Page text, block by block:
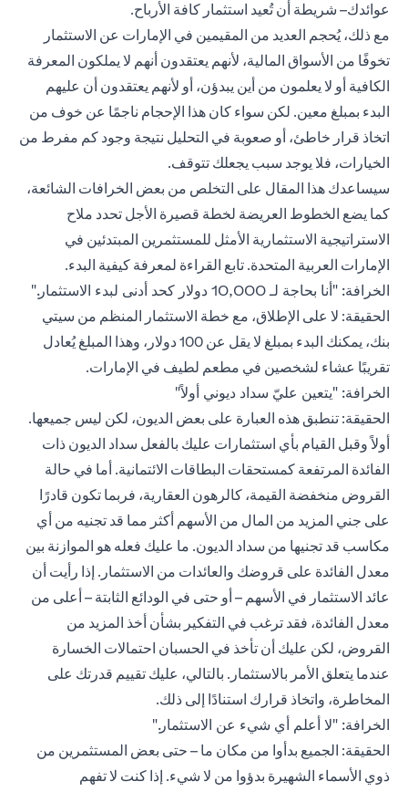
عوائدك– شريطة أن تُعيد استثمار كافة الأرباح.
مع ذلك، يُحجم العديد من المقيمين في الإمارات عن الاستثمار
تخوفًا من الأسواق المالية، لأنهم يعتقدون أنهم لا يملكون المعرفة
الكافية أو لا يعلمون من أين يبدؤن، أو لأنهم يعتقدون أن عليهم
البدء بمبلغ معين. لكن سواء كان هذا الإحجام ناجمًا عن خوف من
اتخاذ قرار خاطئ، أو صعوبة في التحليل نتيجة وجود كم مفرط من
الخيارات، فلا يوجد سبب يجعلك تتوقف.
سيساعدك هذا المقال على التخلص من بعض الخرافات الشائعة،
كما يضع الخطوط العريضة لخطة قصيرة الأجل تحدد ملاح
الاستراتيجية الاستثمارية الأمثل للمستثمرين المبتدئين في
الإمارات العربية المتحدة. تابع القراءة لمعرفة كيفية البدء.
الخرافة: "أنا بحاجة لـ 10,000 دولار كحد أدنى لبدء الاستثمار."
الحقيقة: لا على الإطلاق، مع خطة الاستثمار المنظم من سيتي
بنك، يمكنك البدء بمبلغ لا يقل عن 100 دولار، وهذا المبلغ يُعادل
تقريبًا عشاء لشخصين في مطعم لطيف في الإمارات.
الخرافة: "يتعين عليّ سداد ديوني أولاً"
الحقيقة: تنطبق هذه العبارة على بعض الديون، لكن ليس جميعها.
أولاً وقبل القيام بأي استثمارات عليك بالفعل سداد الديون ذات
الفائدة المرتفعة كمستحقات البطاقات الائتمانية. أما في حالة
القروض منخفضة القيمة، كالرهون العقارية، فربما تكون قادرًا
على جني المزيد من المال من الأسهم أكثر مما قد تجنيه من أي
مكاسب قد تجنيها من سداد الديون. ما عليك فعله هو الموازنة بين
معدل الفائدة على قروضك والعائدات من الاستثمار. إذا رأيت أن
عائد الاستثمار في الأسهم – أو حتى في الودائع الثابتة – أعلى من
معدل الفائدة، فقد ترغب في التفكير بشأن أخذ المزيد من
القروض، لكن عليك أن تأخذ في الحسبان احتمالات الخسارة
عندما يتعلق الأمر بالاستثمار. بالتالي، عليك تقييم قدرتك على
المخاطرة، واتخاذ قرارك استنادًا إلى ذلك.
الخرافة: "لا أعلم أي شيء عن الاستثمار."
الحقيقة: الجميع بدأوا من مكان ما – حتى بعض المستثمرين من
ذوي الأسماء الشهيرة بدؤوا من لا شيء. إذا كنت لا تفهم